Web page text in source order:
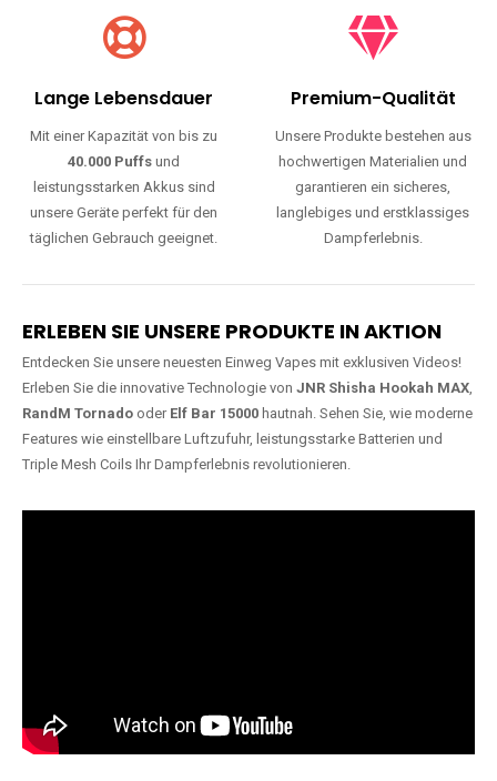
Lange Lebensdauer
Mit einer Kapazität von bis zu
40.000 Puffs und
leistungsstarken Akkus sind
unsere Geräte perfekt für den
täglichen Gebrauch geeignet.
Premium-Qualität
Unsere Produkte bestehen aus
hochwertigen Materialien und
garantieren ein sicheres,
langlebiges und erstklassiges
Dampferlebnis.
ERLEBEN SIE UNSERE PRODUKTE IN AKTION
Entdecken Sie unsere neuesten Einweg Vapes mit exklusiven Videos!
Erleben Sie die innovative Technologie von JNR Shisha Hookah MAX,
RandM Tornado oder Elf Bar 15000 hautnah. Sehen Sie, wie moderne
Features wie einstellbare Luftzufuhr, leistungsstarke Batterien und
Triple Mesh Coils Ihr Dampferlebnis revolutionieren.